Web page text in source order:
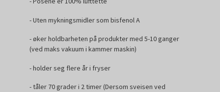
- Uten mykningsmidler som bisfenol A
- øker holdbarheten på produkter med 5-10 ganger
(ved maks vakuum i kammer maskin)
- holder seg flere år i fryser
- tåler 70 grader i 2 timer (Dersom sveisen ved